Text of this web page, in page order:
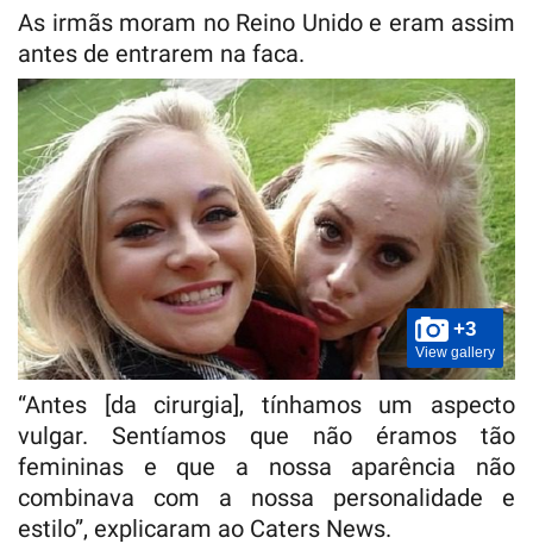
As irmãs moram no Reino Unido e eram assim
antes de entrarem na faca.
+3
View gallery
“Antes [da cirurgia], tínhamos um aspecto
vulgar. Sentíamos que não éramos tão
femininas e que a nossa aparência não
combinava com a nossa personalidade e
estilo”, explicaram ao Caters News.